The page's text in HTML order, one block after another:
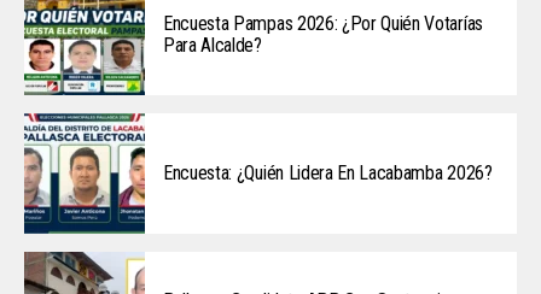
Encuesta Pampas 2026: ¿Por Quién Votarías
Para Alcalde?
Encuesta: ¿Quién Lidera En Lacabamba 2026?